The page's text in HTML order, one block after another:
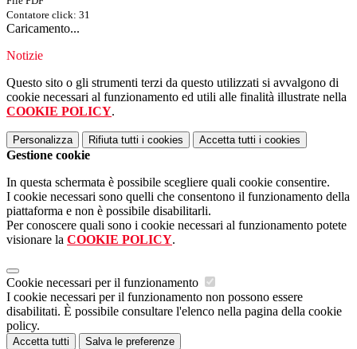
Contatore click: 31
Caricamento...
Notizie
Questo sito o gli strumenti terzi da questo utilizzati si avvalgono di
cookie necessari al funzionamento ed utili alle finalità illustrate nella
COOKIE POLICY.
Personalizza Rifiuta tutti i cookies Accetta tutti i cookies
Gestione cookie
In questa schermata è possibile scegliere quali cookie consentire.
I cookie necessari sono quelli che consentono il funzionamento della
piattaforma e non è possibile disabilitarli.
Per conoscere quali sono i cookie necessari al funzionamento potete
visionare la COOKIE POLICY.
Cookie necessari per il funzionamento
I cookie necessari per il funzionamento non possono essere
disabilitati. È possibile consultare l'elenco nella pagina della cookie
policy.
Accetta tutti Salva le preferenze